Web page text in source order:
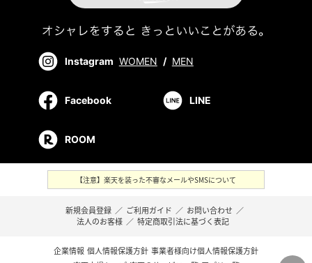
Instagram WOMEN / MEN
Facebook LINE
ROOM
【注意】楽天を装った不審なメールやSMSについて
新規会員登録 ／ ご利用ガイド ／ お問い合わせ ／
法人のお客様 ／ 特定商取引法に基づく表記
企業情報 個人情報保護方針 事業者様向け個人情報保護方針